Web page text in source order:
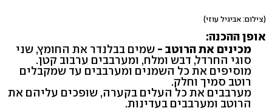
(צילום: אביגיל עוזי)
אופן ההכנה:
מכינים את הרוטב - שמים בבלנדר את החומץ, שני
סוגי החרדל, דבש ומלח, ומערבבים ערבוב קטן.
מוסיפים את כל השמנים ומערבבים עד שמקבלים
רוטב סמיך וחלק.
מערבבים את כל העלים בקערה, שופכים עליהם את
הרוטב ומערבבים בעדינות.